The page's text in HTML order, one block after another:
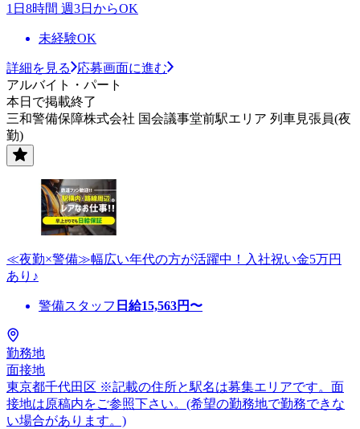
1日8時間 週3日からOK
未経験OK
詳細を見る
応募画面に進む
アルバイト・パート
本日で掲載終了
三和警備保障株式会社 国会議事堂前駅エリア 列車見張員(夜
勤)
≪夜勤×警備≫幅広い年代の方が活躍中！入社祝い金5万円
あり♪
警備スタッフ 日給15,563円〜
勤務地
面接地
東京都千代田区 ※記載の住所と駅名は募集エリアです。面
接地は原稿内をご参照下さい。(希望の勤務地で勤務できな
い場合があります。)